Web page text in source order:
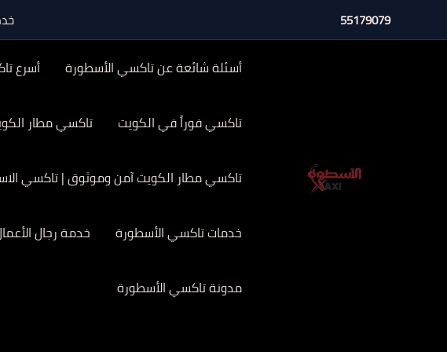
إلى
55179079
أسئلة شائعة عن تاكسي الأسطورة أسرع
تاكسي فوراً في الكويت تاكسي مطار الكويت 24 ساعة | تاكسي الاسطورة – اتصل
تاكسي مطار الكويت آمن وموثوق | تاكسي الاسطورة
خدمات تاكسي الأسطورة خدمة رجال
مدونة تاكسي الأسطورة